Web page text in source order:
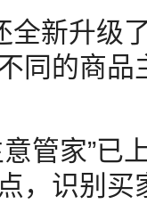
全新升级
同的商
管家”已
，识别